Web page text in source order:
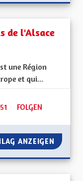
de l'Alsace
une Région
et qui...
51 51 FOLLOWER
FOLGEN
RELEVONS
ANZEIGEN